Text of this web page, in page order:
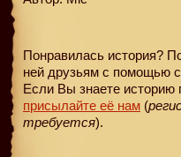
Понравилась история?
ней друзьям с помощью
Если Вы знаете историю
присылайте её нам (
требуется).